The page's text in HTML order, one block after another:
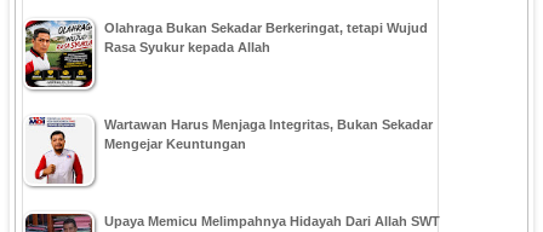
Olahraga Bukan Sekadar Berkeringat, tetapi Wujud
Rasa Syukur kepada Allah
Wartawan Harus Menjaga Integritas, Bukan Sekadar
Mengejar Keuntungan
Upaya Memicu Melimpahnya Hidayah Dari Allah SWT